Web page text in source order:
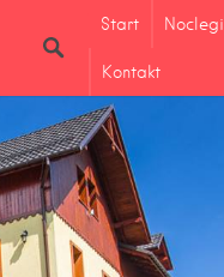
Start Noclegi
Kontakt